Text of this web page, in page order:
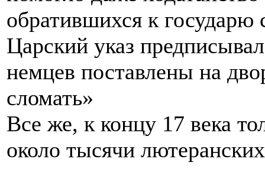
обратившихся к государю
Царский указ
немцев поставлены на
сломать»
Все же, к концу 17 века
около тысячи